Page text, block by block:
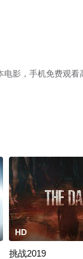
影，手机免费观看
HD
挑战2019